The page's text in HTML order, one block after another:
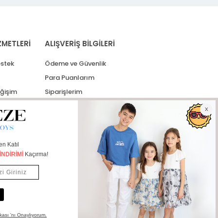
ALIŞVERİŞ BİLGİLERİ
Ödeme ve Güvenlik
Para Puanlarım
Siparişlerim